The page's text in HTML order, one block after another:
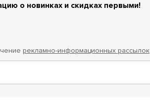
о новинках и скидках первыми!
рекламно-информационных рассылок